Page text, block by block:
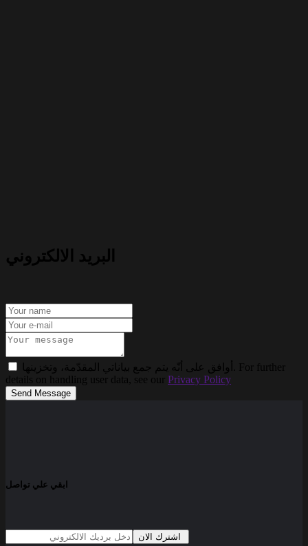
البريد الالكتروني
أوافق على أنّه يتم جمع بياناتي المقدّمة، وتخزينها. For further
details on handling user data, see our Privacy Policy
Send Message
ابقي علي تواصل